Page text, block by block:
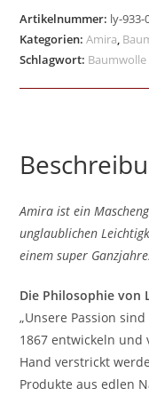
Artikelnummer: ly-933-
Kategorien:Amira
Schlagwort: Baumwolle
Amira ist ein
unglaublichen
einem super
Die Philosophie von
„Unsere Passion
1867 entwickeln und
Hand verstrickt
Produkte aus edlen